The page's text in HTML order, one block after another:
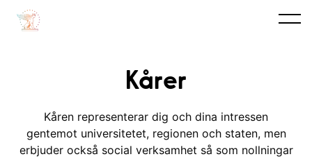
Kårer
Kåren representerar dig och dina intressen
gentemot universitetet, regionen och staten, men
erbjuder också social verksamhet så som nollningar